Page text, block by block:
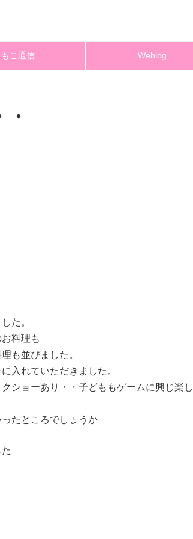
もこ通信 Weblog
た。
料理も
も並びました。
入れていただきました。
ショーあり・・子どももゲームに興じ楽し
たところでしょうか